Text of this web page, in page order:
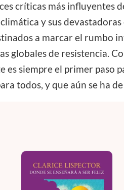
críticas más influyentes
y sus
a marcar el rumbo
globales de resistencia.
siempre el primer paso
todos, y que aún se ha